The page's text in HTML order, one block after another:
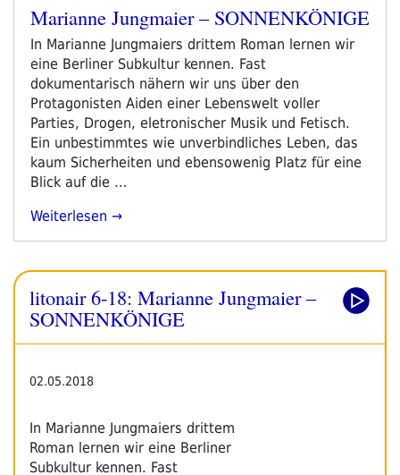
Veröffentlicht
Marianne Jungmaier – SONNENKÖNIGE
In Marianne Jungmaiers drittem Roman lernen wir
eine Berliner Subkultur kennen. Fast
dokumentarisch nähern wir uns über den
Protagonisten Aiden einer Lebenswelt voller
Parties, Drogen, eletronischer Musik und Fetisch.
Ein unbestimmtes wie unverbindliches Leben, das
kaum Sicherheiten und ebensowenig Platz für eine
Blick auf die …
„Marianne
SONNENKÖNIGE“
Weiterlesen
litonair 6-18: Marianne Jungmaier –
SONNENKÖNIGE
02.05.2018
In Marianne Jungmaiers drittem
Roman lernen wir eine Berliner
Subkultur kennen. Fast